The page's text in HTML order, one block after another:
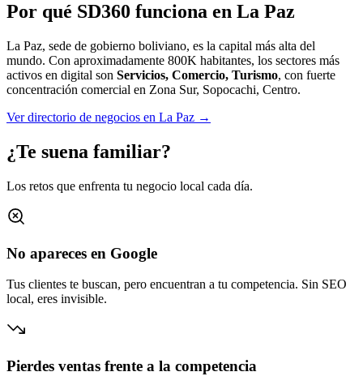
Por qué SD360 funciona en La Paz
La Paz, sede de gobierno boliviano, es la capital más alta del
mundo. Con aproximadamente 800K habitantes, los sectores más
activos en digital son Servicios, Comercio, Turismo, con fuerte
concentración comercial en Zona Sur, Sopocachi, Centro.
Ver directorio de negocios en La Paz →
¿Te suena familiar?
Los retos que enfrenta tu negocio local cada día.
No apareces en Google
Tus clientes te buscan, pero encuentran a tu competencia. Sin SEO
local, eres invisible.
Pierdes ventas frente a la competencia